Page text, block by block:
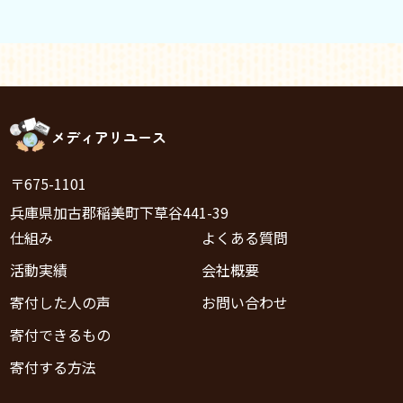
メディアリユース
〒675-1101
兵庫県加古郡稲美町下草谷441-39
仕組み
活動実績
寄付した人の声
寄付できるもの
寄付する方法
よくある質問
会社概要
お問い合わせ